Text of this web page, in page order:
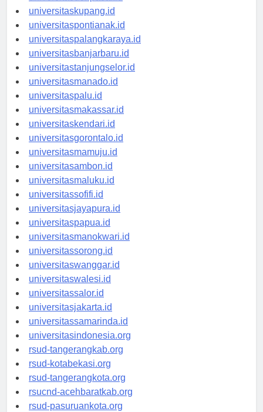
universitasdenpasar.id
universitaskupang.id
universitaspontianak.id
universitaspalangkaraya.id
universitasbanjarbaru.id
universitastanjungselor.id
universitasmanado.id
universitaspalu.id
universitasmakassar.id
universitaskendari.id
universitasgorontalo.id
universitasmamuju.id
universitasambon.id
universitasmaluku.id
universitassofifi.id
universitasjayapura.id
universitaspapua.id
universitasmanokwari.id
universitassorong.id
universitaswanggar.id
universitaswalesi.id
universitassalor.id
universitasjakarta.id
universitassamarinda.id
universitasindonesia.org
rsud-tangerangkab.org
rsud-kotabekasi.org
rsud-tangerangkota.org
rsucnd-acehbaratkab.org